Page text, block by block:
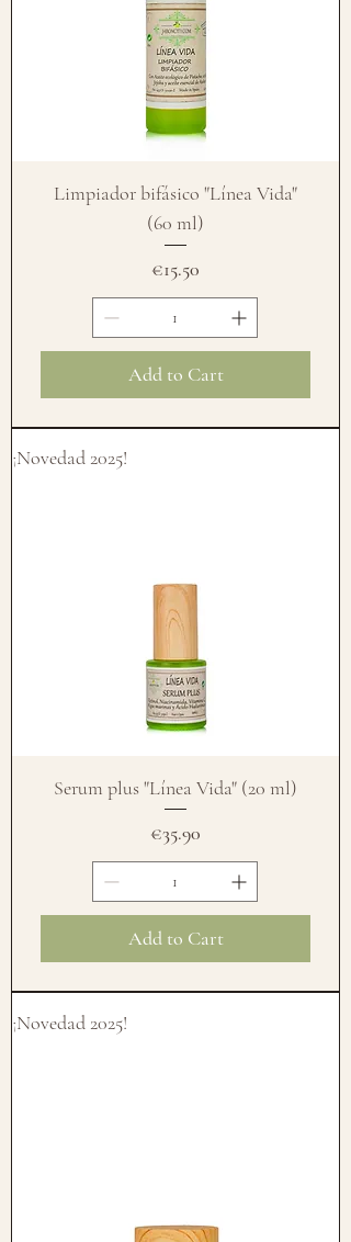
Limpiador bifásico "Línea Vida"
(60 ml)
Price
€15.50
Add to Cart
¡Novedad 2025!
Serum plus "Línea Vida" (20 ml)
Price
€35.90
Add to Cart
¡Novedad 2025!